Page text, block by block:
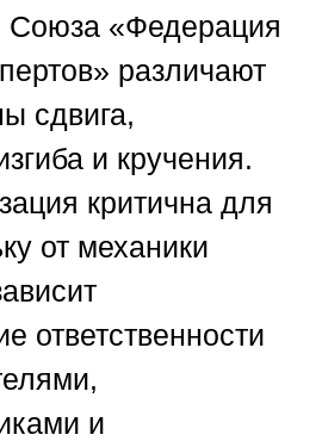
Союза «Федерация
различают
сдвига,
и кручения.
критична для
от механики
ответственности
и